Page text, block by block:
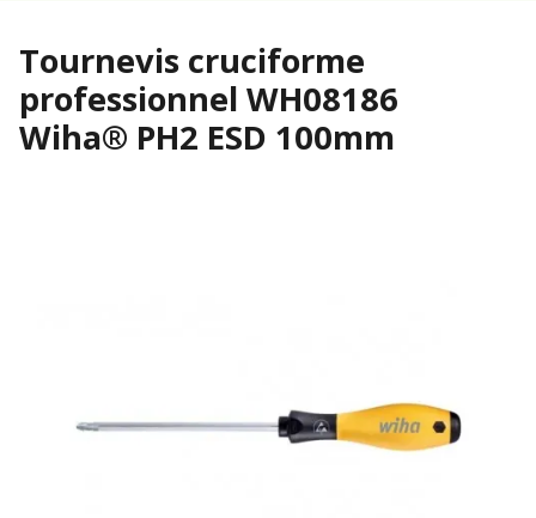
Tournevis cruciforme
professionnel WH08186
Wiha® PH2 ESD 100mm